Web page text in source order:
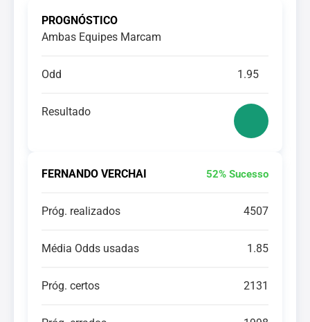
PROGNÓSTICO
Ambas Equipes Marcam
Odd 1.95
Resultado
FERNANDO VERCHAI 52% Sucesso
Próg. realizados 4507
Média Odds usadas 1.85
Próg. certos 2131